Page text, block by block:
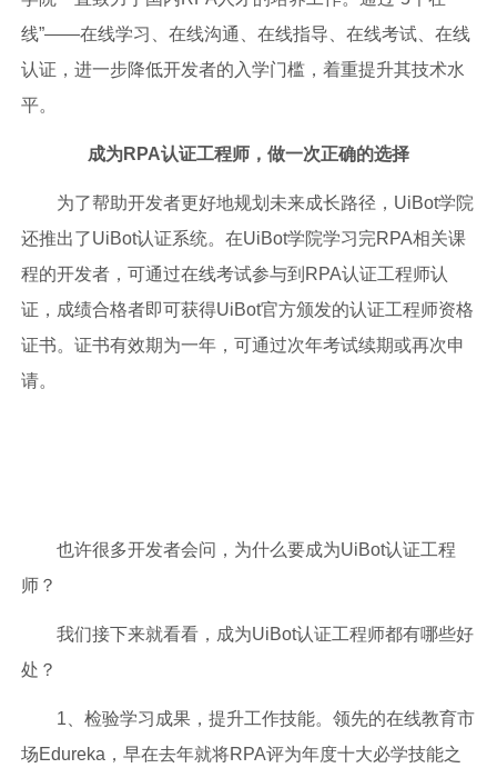
线”——在线学习、在线沟通、在线指导、在线考试、在线
认证，进一步降低开发者的入学门槛，着重提升其技术水
平。
成为RPA认证工程师，做一次正确的选择
为了帮助开发者更好地规划未来成长路径，UiBot学院
还推出了UiBot认证系统。在UiBot学院学习完RPA相关课
程的开发者，可通过在线考试参与到RPA认证工程师认
证，成绩合格者即可获得UiBot官方颁发的认证工程师资格
证书。证书有效期为一年，可通过次年考试续期或再次申
请。
也许很多开发者会问，为什么要成为UiBot认证工程
师？
我们接下来就看看，成为UiBot认证工程师都有哪些好
处？
1、检验学习成果，提升工作技能。领先的在线教育市
场Edureka，早在去年就将RPA评为年度十大必学技能之